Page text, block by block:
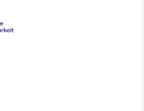
Hessen